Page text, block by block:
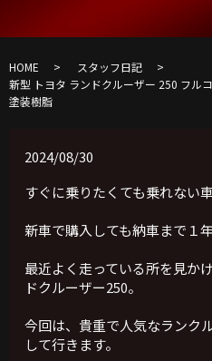
HOME
スタッフ日記
新型 トヨタ ランドクルーザー 250 フル
塗装樹脂
2024/08/30
すぐに乗りたくても乗れない
新車で購入しても納車まで１
最近よく走っている所を見か
ドクルーザー250。
今回は、貴重で人気なランク
して行きます。